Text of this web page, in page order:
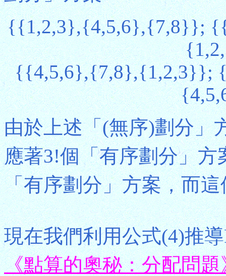
{{1,2,3},{4,5,6},{7,8}};
{{4,5,6},{7,8},{1,2,3}};
由於上述「(無序)劃分」
應著3!個「有序劃分」方
「有序劃分」方案，而
現在我們利用公式(4)推
《點算的奧秘：分配問題